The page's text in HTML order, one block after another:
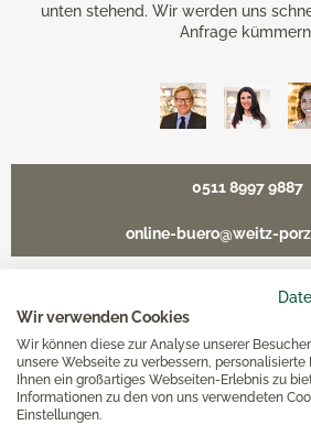
Wir verwenden Cookies
Wir können diese zur Analyse unserer
unsere Webseite zu verbessern, personalisierte
Ihnen ein großartiges Webseiten-Erlebnis zu
Informationen zu den von uns verwendeten
Einstellungen.
unten stehend. Wir werden uns
Anfrage
0511 8997 9887
online-buero@weitz-
Unsere
Hannover